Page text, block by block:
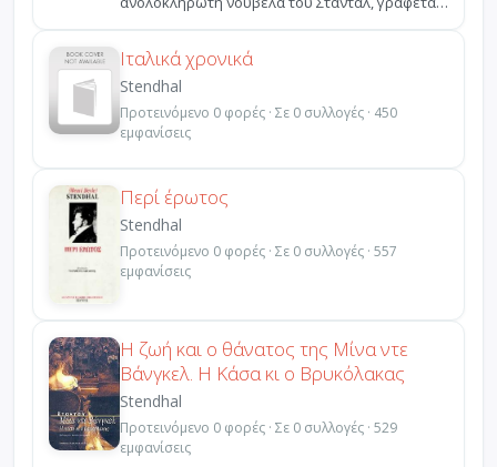
το 1839, αλλά μένει ανέκ...
Ιταλικά χρονικά
Stendhal
Προτεινόμενο 0 φορές · Σε 0 συλλογές · 450
εμφανίσεις
Περί έρωτος
Stendhal
Προτεινόμενο 0 φορές · Σε 0 συλλογές · 557
εμφανίσεις
Η ζωή και ο θάνατος της Μίνα ντε
Βάνγκελ. Η Κάσα κι ο Βρυκόλακας
Stendhal
Προτεινόμενο 0 φορές · Σε 0 συλλογές · 529
εμφανίσεις